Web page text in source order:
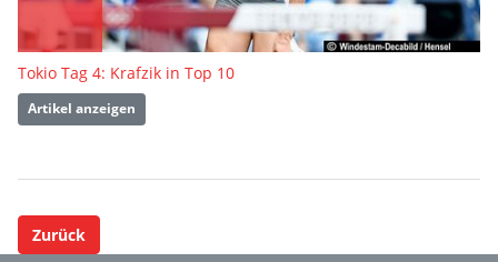
Tokio Tag 4: Krafzik in Top 10
Artikel anzeigen
Zurück